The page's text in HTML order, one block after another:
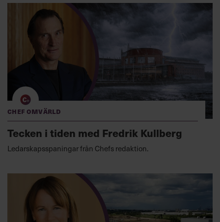
Chef Omvärld
Tecken i tiden med Fredrik Kullberg
Ledarskapsspaningar från Chefs redaktion.